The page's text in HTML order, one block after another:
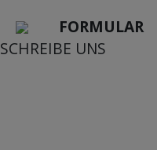
FORMULAR
SCHREIBE UNS